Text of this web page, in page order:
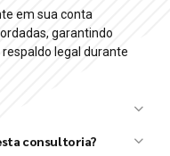
em sua conta
garantindo
legal durante
consultoria?